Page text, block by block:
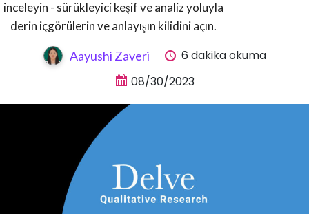
inceleyin - sürükleyici keşif ve analiz yoluyla
derin içgörülerin ve anlayışın kilidini açın.
Aayushi Zaveri
6 dakika okuma
08/30/2023